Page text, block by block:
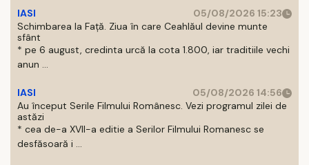
IASI
05/08/2026 15:23
Schimbarea la Față. Ziua în care Ceahlăul devine munte
sfânt
* pe 6 august, credinta urcă la cota 1.800, iar traditiile vechi
anun ...
IASI
05/08/2026 14:56
Au început Serile Filmului Românesc. Vezi programul zilei de
astăzi
* cea de-a XVII-a editie a Serilor Filmului Romanesc se
desfăsoară i ...